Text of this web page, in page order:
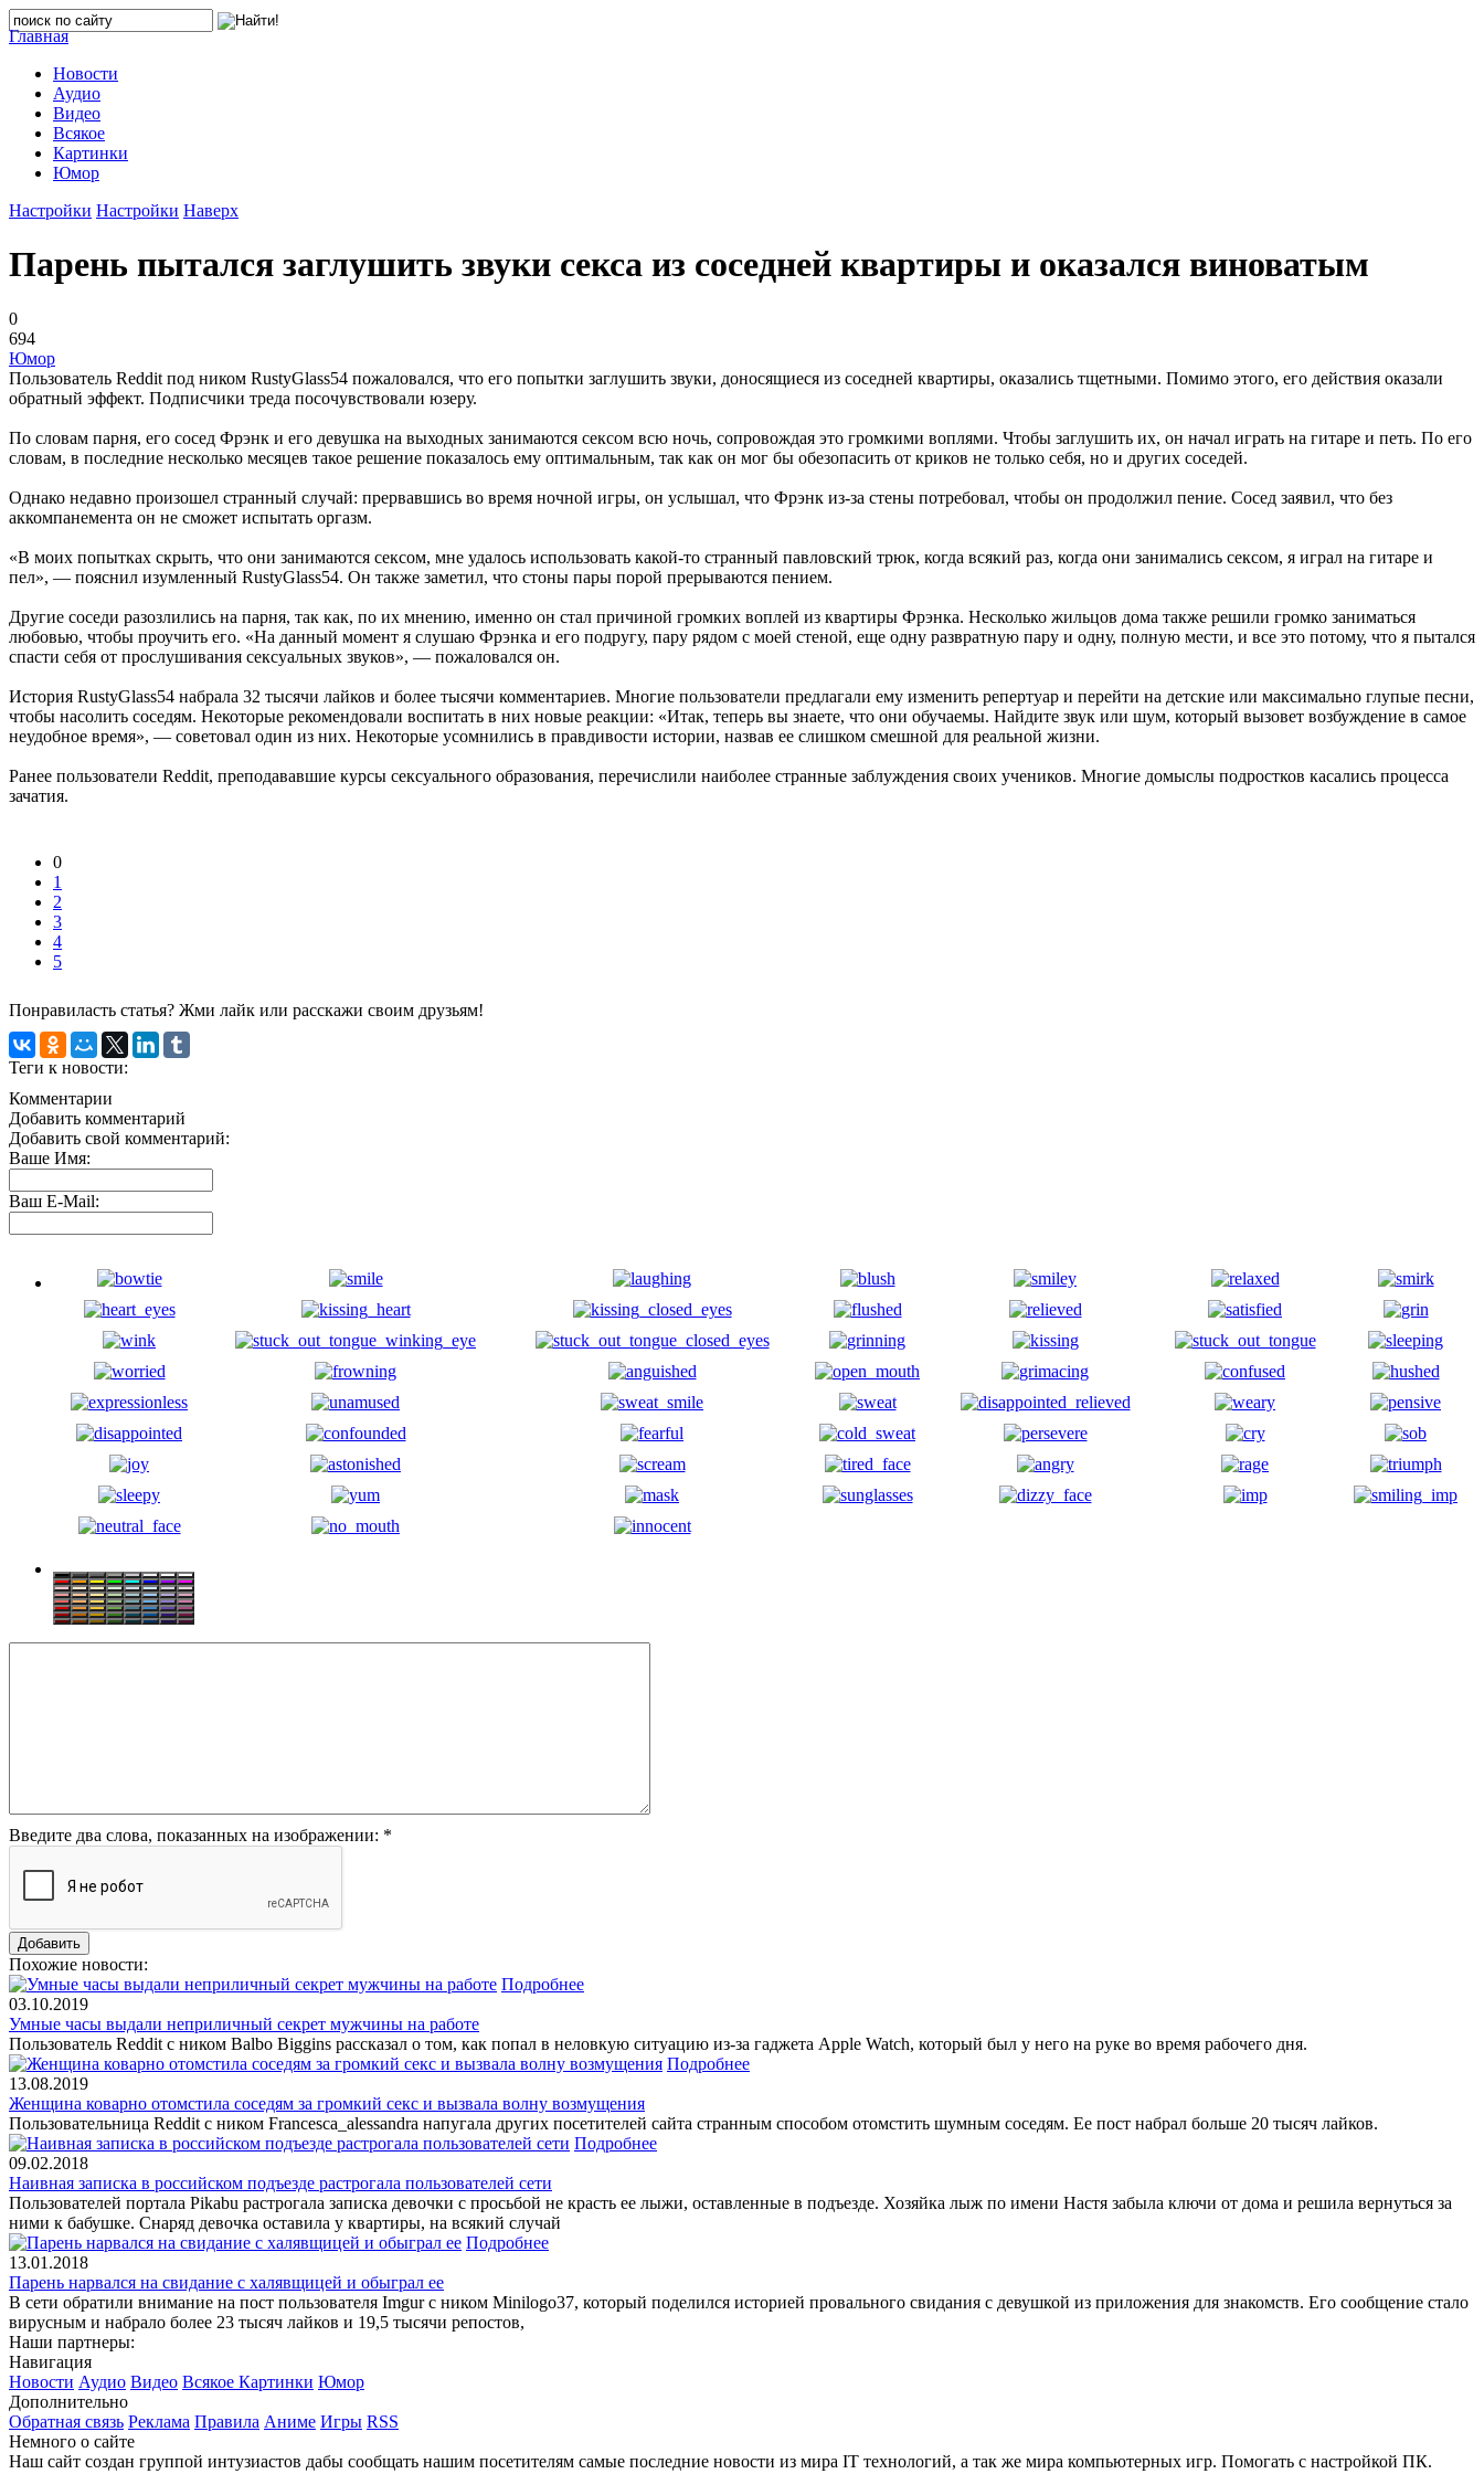
Главная
Новости
Аудио
Видео
Всякое
Картинки
Юмор
Настройки Настройки Наверх
Парень пытался заглушить звуки секса из соседней квартиры и оказался виноватым
0
694
Юмор
Пользователь Reddit под ником RustyGlass54 пожаловался, что его попытки заглушить звуки, доносящиеся из соседней квартиры, оказались тщетными. Помимо этого, его действия оказали
обратный эффект. Подписчики треда посочувствовали юзеру.
По словам парня, его сосед Фрэнк и его девушка на выходных занимаются сексом всю ночь, сопровождая это громкими воплями. Чтобы заглушить их, он начал играть на гитаре и петь. По его
словам, в последние несколько месяцев такое решение показалось ему оптимальным, так как он мог бы обезопасить от криков не только себя, но и других соседей.
Однако недавно произошел странный случай: прервавшись во время ночной игры, он услышал, что Фрэнк из-за стены потребовал, чтобы он продолжил пение. Сосед заявил, что без
аккомпанемента он не сможет испытать оргазм.
«В моих попытках скрыть, что они занимаются сексом, мне удалось использовать какой-то странный павловский трюк, когда всякий раз, когда они занимались сексом, я играл на гитаре и
пел», — пояснил изумленный RustyGlass54. Он также заметил, что стоны пары порой прерываются пением.
Другие соседи разозлились на парня, так как, по их мнению, именно он стал причиной громких воплей из квартиры Фрэнка. Несколько жильцов дома также решили громко заниматься
любовью, чтобы проучить его. «На данный момент я слушаю Фрэнка и его подругу, пару рядом с моей стеной, еще одну развратную пару и одну, полную мести, и все это потому, что я пытался
спасти себя от прослушивания сексуальных звуков», — пожаловался он.
История RustyGlass54 набрала 32 тысячи лайков и более тысячи комментариев. Многие пользователи предлагали ему изменить репертуар и перейти на детские или максимально глупые песни,
чтобы насолить соседям. Некоторые рекомендовали воспитать в них новые реакции: «Итак, теперь вы знаете, что они обучаемы. Найдите звук или шум, который вызовет возбуждение в самое
неудобное время», — советовал один из них. Некоторые усомнились в правдивости истории, назвав ее слишком смешной для реальной жизни.
Ранее пользователи Reddit, преподававшие курсы сексуального образования, перечислили наиболее странные заблуждения своих учеников. Многие домыслы подростков касались процесса
зачатия.
0
1
2
3
4
5
Понравиласть статья? Жми лайк или расскажи своим друзьям!
Теги к новости:
Комментарии
Добавить комментарий
Добавить свой комментарий:
Ваше Имя:
Ваш E-Mail:
Введите два слова, показанных на изображении: *
Похожие новости:
Подробнее
03.10.2019
Умные часы выдали неприличный секрет мужчины на работе
Пользователь Reddit с ником Balbo Biggins рассказал о том, как попал в неловкую ситуацию из-за гаджета Apple Watch, который был у него на руке во время рабочего дня.
Подробнее
13.08.2019
Женщина коварно отомстила соседям за громкий секс и вызвала волну возмущения
Пользовательница Reddit c ником Francesca_alessandra напугала других посетителей сайта странным способом отомстить шумным соседям. Ее пост набрал больше 20 тысяч лайков.
Подробнее
09.02.2018
Наивная записка в российском подъезде растрогала пользователей сети
Пользователей портала Pikabu растрогала записка девочки с просьбой не красть ее лыжи, оставленные в подъезде. Хозяйка лыж по имени Настя забыла ключи от дома и решила вернуться за
ними к бабушке. Снаряд девочка оставила у квартиры, на всякий случай
Подробнее
13.01.2018
Парень нарвался на свидание с халявщицей и обыграл ее
В сети обратили внимание на пост пользователя Imgur с ником Minilogo37, который поделился историей провального свидания с девушкой из приложения для знакомств. Его сообщение стало
вирусным и набрало более 23 тысяч лайков и 19,5 тысячи репостов,
Наши партнеры:
Навигация
Новости Аудио Видео Всякое Картинки Юмор
Дополнительно
Обратная связь Реклама Правила Аниме Игры RSS
Немного о сайте
Наш сайт создан группой интузиастов дабы сообщать нашим посетителям самые последние новости из мира IT технологий, а так же мира компьютерных игр. Помогать с настройкой ПК.